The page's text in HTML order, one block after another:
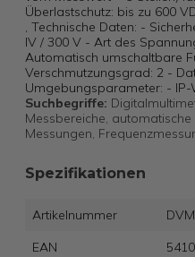
Überlastschutz: bis zu 600
, Technische Daten: -
IV / 300 V - Art des
Automatisch umschaltbare
Verschmutzungsgrad: 2 -
Umgebungsparameter: - IP-
Suchbegriffe:
Messbereiche,
Messungen,
Spezifikationen
Artikelnummer
EAN